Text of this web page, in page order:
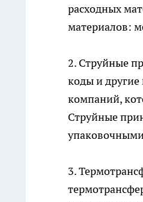
расходных
материалов:
2. Струйные
коды и другие
компаний,
Струйные
3.